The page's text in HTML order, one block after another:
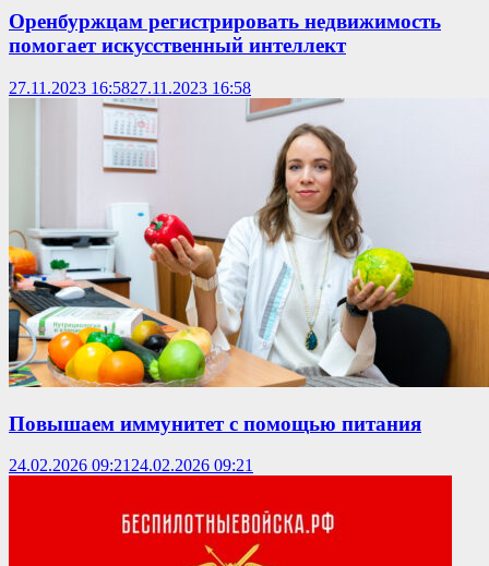
Оренбуржцам регистрировать недвижимость
помогает искусственный интеллект
27.11.2023 16:5827.11.2023 16:58
Повышаем иммунитет с помощью питания
24.02.2026 09:21 24.02.2026 09:21